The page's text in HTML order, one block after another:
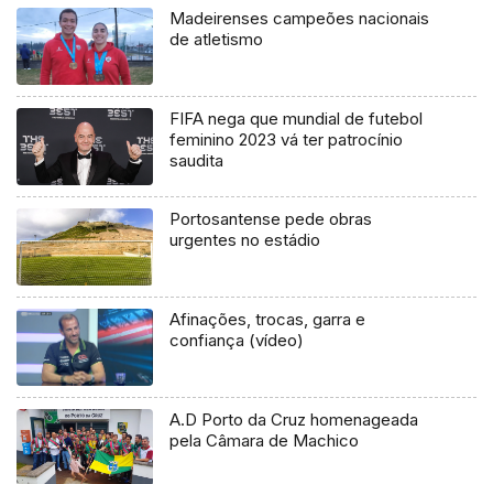
Madeirenses campeões nacionais
de atletismo
FIFA nega que mundial de futebol
feminino 2023 vá ter patrocínio
saudita
Portosantense pede obras
urgentes no estádio
Afinações, trocas, garra e
confiança (vídeo)
A.D Porto da Cruz homenageada
pela Câmara de Machico